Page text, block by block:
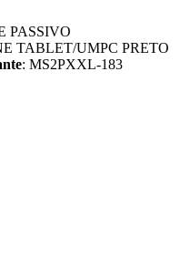
PASSIVO
TABLET/UMPC PRETO
: MS2PXXL-183